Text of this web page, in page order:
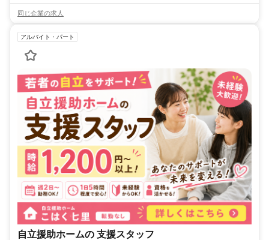
同じ企業の求人
アルバイト・パート
自立援助ホームの 支援スタッフ